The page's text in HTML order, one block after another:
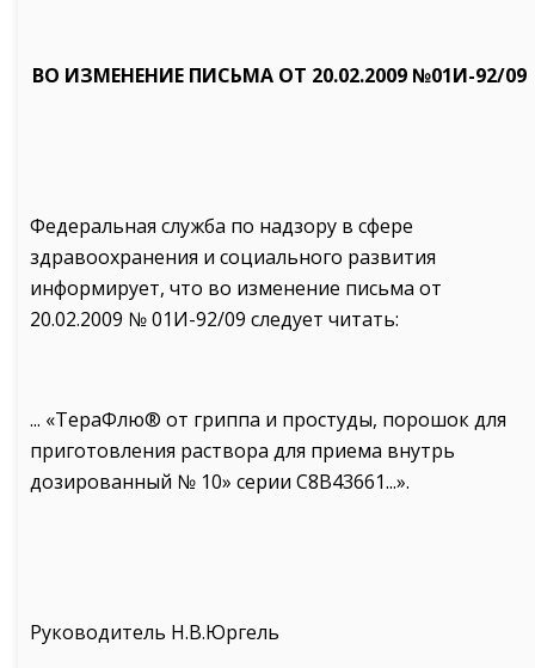
ВО ИЗМЕНЕНИЕ ПИСЬМА ОТ 20.02.2009 №01И-92/09
Федеральная служба по надзору в сфере
здравоохранения и социального развития
информирует, что во изменение письма от
20.02.2009 № 01И-92/09 следует читать:
... «ТераФлю® от гриппа и простуды, порошок для
приготовления раствора для приема внутрь
дозированный № 10» серии С8В43661...».
Руководитель Н.В.Юргель